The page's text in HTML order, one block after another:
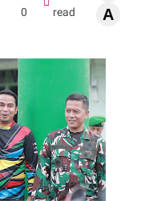
0
read
A